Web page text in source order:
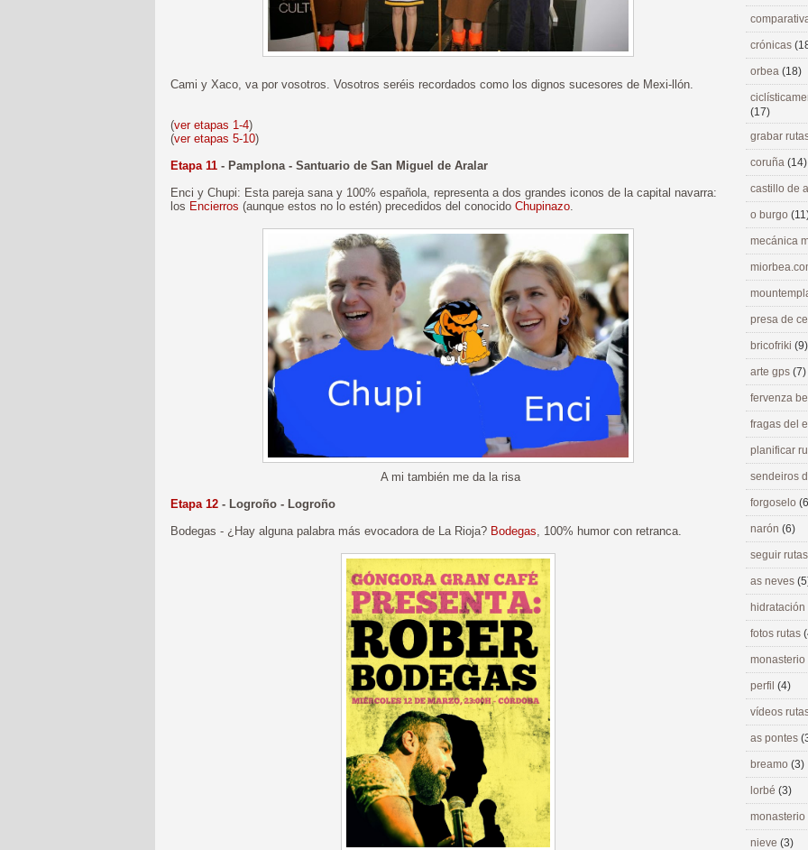
Cami y Xaco, va por vosotros. Vosotros seréis recordados como los dignos sucesores de Mexi-llón.
(ver etapas 1-4)
(ver etapas 5-10)
Etapa 11 - Pamplona - Santuario de San Miguel de Aralar
Enci y Chupi: Esta pareja sana y 100% española, representa a dos grandes iconos de la capital navarra:
los Encierros (aunque estos no lo estén) precedidos del conocido Chupinazo.
A mi también me da la risa
Etapa 12 - Logroño - Logroño
Bodegas - ¿Hay alguna palabra más evocadora de La Rioja? Bodegas, 100% humor con retranca.
crónicas
orbea (18)
(17)
grabar
coruña (14)
castillo de
o burgo
mecánica
presa de
bricofriki (9)
arte gps (7)
fervenza
fragas del
planificar
sendeiros
forgoselo
narón (6)
seguir
as neves
hidratación
fotos rutas
perfil (4)
vídeos
as pontes
breamo (3)
lorbé (3)
nieve (3)